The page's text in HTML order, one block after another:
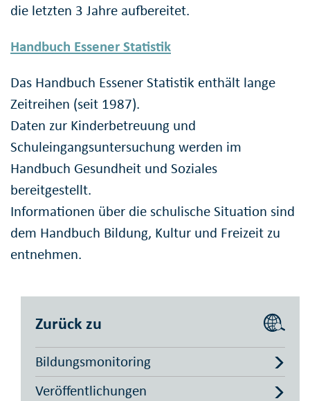
die letzten 3 Jahre aufbereitet.
Handbuch Essener Statistik
Das Handbuch Essener Statistik enthält lange
Zeitreihen (seit 1987).
Daten zur Kinderbetreuung und
Schuleingangsuntersuchung werden im
Handbuch Gesundheit und Soziales
bereitgestellt.
Informationen über die schulische Situation sind
dem Handbuch Bildung, Kultur und Freizeit zu
entnehmen.
Zurück zu
Bildungsmonitoring
Veröffentlichungen